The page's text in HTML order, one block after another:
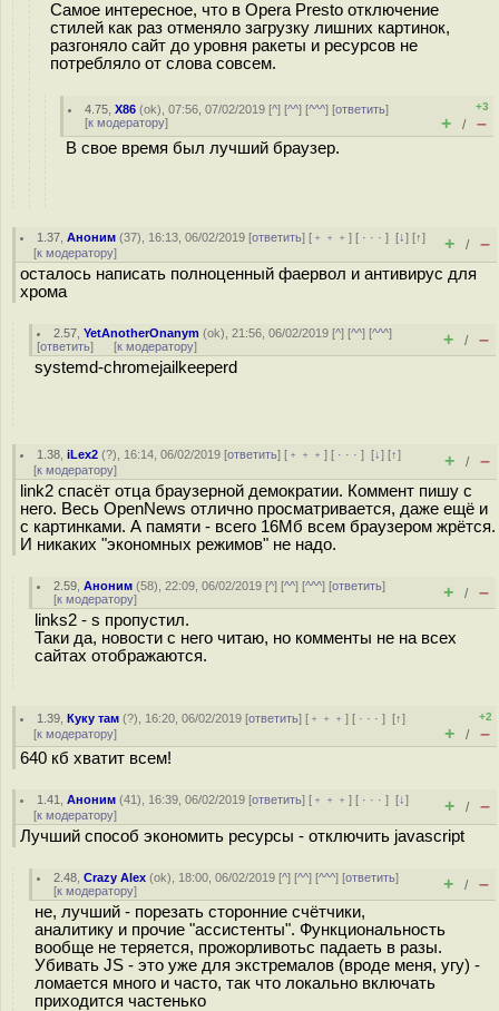
Самое интересное, что в Opera Presto отключение
стилей как раз отменяло загрузку лишних картинок,
разгоняло сайт до уровня ракеты и ресурсов не
потребляло от слова совсем.
4.75 ,X86 (ok), 07:56, 07/02/2019 [^] [^^] [^^^] [ответить]
[к модератору]
+3
+ / –
В свое время был лучший браузер.
1.37 ,Аноним (37), 16:13, 06/02/2019 [ответить] [ ﹢﹢﹢] [ · · ·][↓] [↑]
[к модератору] + / –
осталось написать полноценный фаервол и антивирус для
хрома
2.57 ,YetAnotherOnanym (ok), 21:56, 06/02/2019 [^] [^^] [^^^]
[ответить] [к модератору] + / –
systemd-chromejailkeeperd
1.38 ,iLex2 (?), 16:14, 06/02/2019 [ответить] [ ﹢﹢﹢] [ · · ·][↓] [↑]
[к модератору] + / –
link2 спасёт отца браузерной демократии. Коммент пишу с
него. Весь OpenNews отлично просматривается, даже ещё и
с картинками. А памяти - всего 16Мб всем браузером жрётся.
И никаких "экономных режимов" не надо.
2.59 ,Аноним (58), 22:09, 06/02/2019 [^] [^^] [^^^] [ответить]
[к модератору] + / –
links2 - s пропустил.
Таки да, новости с него читаю, но комменты не на всех
сайтах отображаются.
1.39 ,Куку там (?), 16:20, 06/02/2019 [ответить] [ ﹢﹢﹢] [ · · ·][↑]
[к модератору]
+2
+ / –
640 кб хватит всем!
1.41 ,Аноним (41), 16:39, 06/02/2019 [ответить] [ ﹢﹢﹢] [ · · ·][↓]
[к модератору] + / –
Лучший способ экономить ресурсы - отключить javascript
2.48 ,Crazy Alex (ok), 18:00, 06/02/2019 [^] [^^] [^^^] [ответить]
[к модератору] + / –
не, лучший - порезать сторонние счётчики,
аналитику и прочие "ассистенты". Функциональность
вообще не теряется, прожорливотьс падаеть в разы.
Убивать JS - это уже для экстремалов (вроде меня, угу) -
ломается много и часто, так что локально включать
приходится частенько